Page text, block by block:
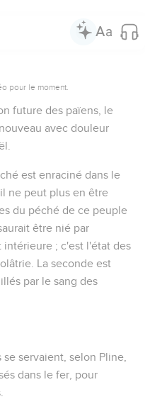
pour le moment.
future des païens, le
avec douleur
est enraciné dans le
ne peut plus en être
du péché de ce peuple
être nié par
intérieure ; c'est l'état des
La seconde est
par le sang des
se servaient, selon Pline,
dans le fer, pour